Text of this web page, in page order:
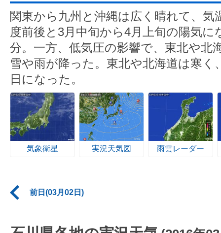
関東から九州と沖縄は広く晴れて、気
度前後と3月中旬から4月上旬の陽気に
分。一方、低気圧の影響で、東北や北
雪や雨が降った。東北や北海道は寒く
日になった。
気象衛星 実況天気図 雨雲レーダー
前日(03月02日)